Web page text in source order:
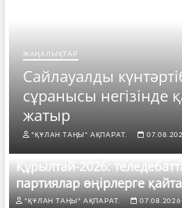
ЖАҢАЛЫҚТАР
Сайлауалды
сұранысы негізінде
жатыр
"ҚҰЛАН ТАҢЫ" АҚПАРАТ.
Құрылтай-2026:
партиялар өңірлерге
"ҚҰЛАН ТАҢЫ" АҚПАРАТ. 07.08.2026